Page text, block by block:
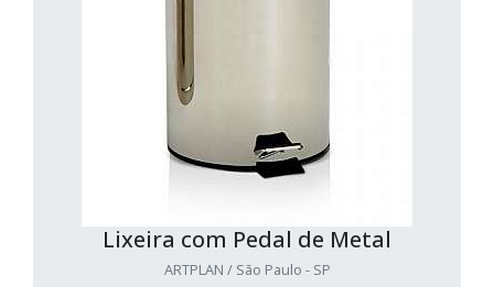
Lixeira com Pedal de Metal
ARTPLAN / São Paulo - SP